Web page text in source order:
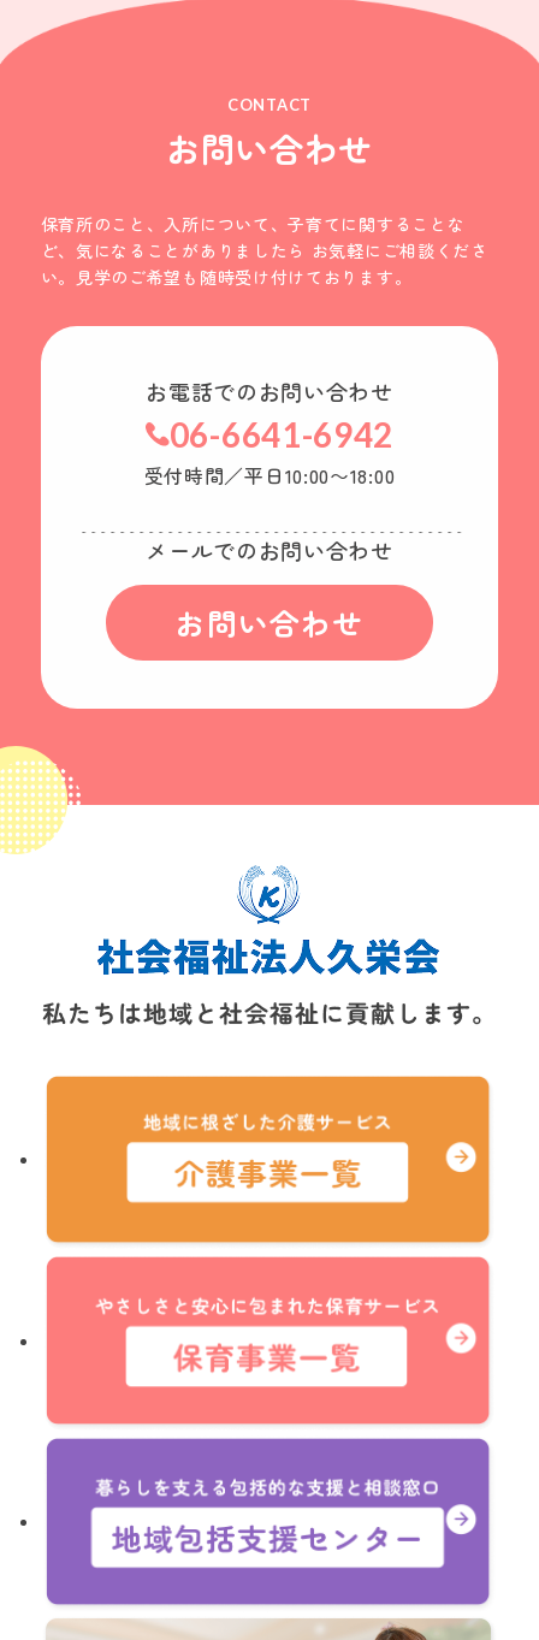
CONTACT
お問い合わせ
保育所のこと、入所について、子育てに関することな
ど、気になることがありましたら お気軽にご相談くださ
い。見学のご希望も随時受け付けております。
お電話でのお問い合わせ
06-6641-6942
受付時間／平日10:00〜18:00
メールでのお問い合わせ
お問い合わせ